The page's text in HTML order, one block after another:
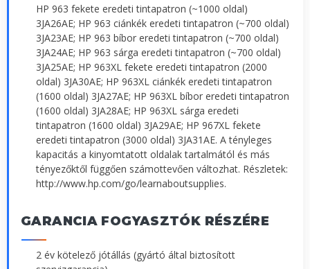
HP 963 fekete eredeti tintapatron (~1000 oldal)
3JA26AE; HP 963 ciánkék eredeti tintapatron (~700 oldal)
3JA23AE; HP 963 bíbor eredeti tintapatron (~700 oldal)
3JA24AE; HP 963 sárga eredeti tintapatron (~700 oldal)
3JA25AE; HP 963XL fekete eredeti tintapatron (2000
oldal) 3JA30AE; HP 963XL ciánkék eredeti tintapatron
(1600 oldal) 3JA27AE; HP 963XL bíbor eredeti tintapatron
(1600 oldal) 3JA28AE; HP 963XL sárga eredeti
tintapatron (1600 oldal) 3JA29AE; HP 967XL fekete
eredeti tintapatron (3000 oldal) 3JA31AE. A tényleges
kapacitás a kinyomtatott oldalak tartalmától és más
tényezőktől függően számottevően változhat. Részletek:
http://www.hp.com/go/learnaboutsupplies.
GARANCIA FOGYASZTÓK RÉSZÉRE
2 év kötelező jótállás (gyártó által biztosított